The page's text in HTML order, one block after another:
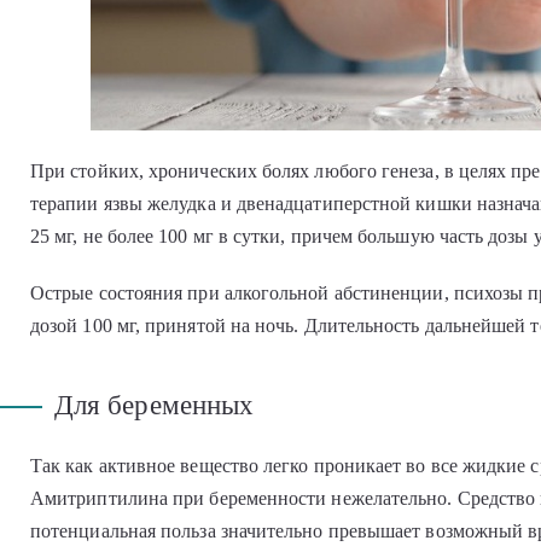
При стойких, хронических болях любого генеза, в целях
терапии язвы желудка и двенадцатиперстной кишки
25 мг, не более 100 мг в сутки, причем большую часть дозы
Острые состояния при алкогольной абстиненции,
дозой 100 мг, принятой на ночь. Длительность дальнейшей
Для беременных
Так как активное вещество легко проникает во все жидкие
Амитриптилина при беременности нежелательно. Средство
потенциальная польза значительно превышает возможный